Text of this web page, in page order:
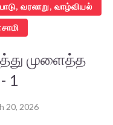
வரலாறு, வாழ்வியல்
முளைத்த
1
20, 2026